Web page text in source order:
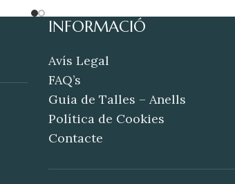
INFORMACIÓ
Avís Legal
FAQ’s
Guia de Talles – Anells
Política de Cookies
Contacte